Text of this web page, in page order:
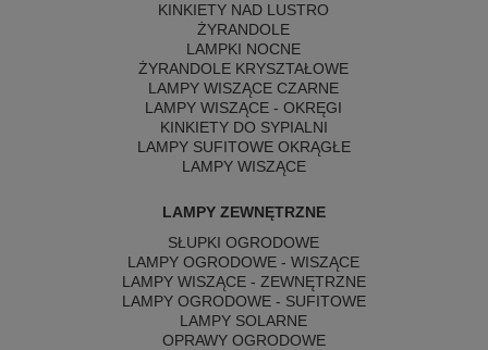
KINKIETY NAD LUSTRO
ŻYRANDOLE
LAMPKI NOCNE
ŻYRANDOLE KRYSZTAŁOWE
LAMPY WISZĄCE CZARNE
LAMPY WISZĄCE - OKRĘGI
KINKIETY DO SYPIALNI
LAMPY SUFITOWE OKRĄGŁE
LAMPY WISZĄCE
LAMPY ZEWNĘTRZNE
SŁUPKI OGRODOWE
LAMPY OGRODOWE - WISZĄCE
LAMPY WISZĄCE - ZEWNĘTRZNE
LAMPY OGRODOWE - SUFITOWE
LAMPY SOLARNE
OPRAWY OGRODOWE